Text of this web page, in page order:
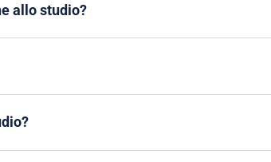
allo studio?